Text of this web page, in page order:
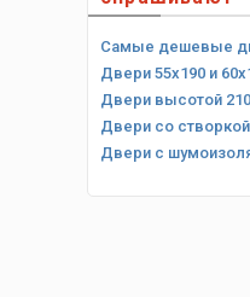
Самые дешевые
Двери 55х190 и
Двери высотой
Двери со
Двери с